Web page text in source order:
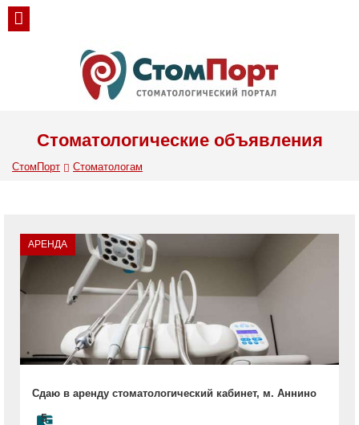
Стоматологические объявления
СтомПорт Стоматологам
АРЕНДА
Сдаю в аренду стоматологический кабинет, м. Аннино
5